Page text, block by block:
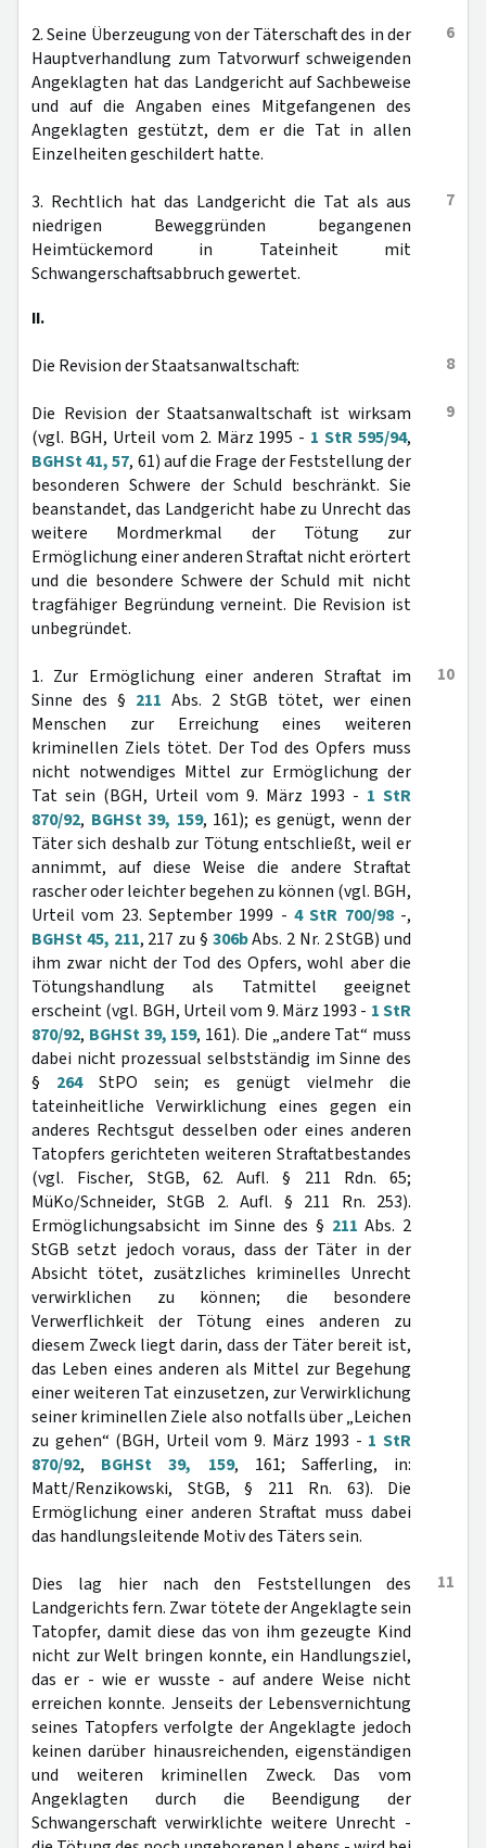
6
2. Seine Überzeugung von der Täterschaft des in der
Hauptverhandlung zum Tatvorwurf schweigenden
Angeklagten hat das Landgericht auf Sachbeweise
und auf die Angaben eines Mitgefangenen des
Angeklagten gestützt, dem er die Tat in allen
Einzelheiten geschildert hatte.
7
3. Rechtlich hat das Landgericht die Tat als aus
niedrigen Beweggründen begangenen
Heimtückemord in Tateinheit mit
Schwangerschaftsabbruch gewertet.
II.
8
Die Revision der Staatsanwaltschaft:
9
Die Revision der Staatsanwaltschaft ist wirksam
(vgl. BGH, Urteil vom 2. März 1995 - 1 StR 595/94,
BGHSt 41, 57, 61) auf die Frage der Feststellung der
besonderen Schwere der Schuld beschränkt. Sie
beanstandet, das Landgericht habe zu Unrecht das
weitere Mordmerkmal der Tötung zur
Ermöglichung einer anderen Straftat nicht erörtert
und die besondere Schwere der Schuld mit nicht
tragfähiger Begründung verneint. Die Revision ist
unbegründet.
10
1. Zur Ermöglichung einer anderen Straftat im
Sinne des § 211 Abs. 2 StGB tötet, wer einen
Menschen zur Erreichung eines weiteren
kriminellen Ziels tötet. Der Tod des Opfers muss
nicht notwendiges Mittel zur Ermöglichung der
Tat sein (BGH, Urteil vom 9. März 1993 - 1 StR
870/92, BGHSt 39, 159, 161); es genügt, wenn der
Täter sich deshalb zur Tötung entschließt, weil er
annimmt, auf diese Weise die andere Straftat
rascher oder leichter begehen zu können (vgl. BGH,
Urteil vom 23. September 1999 - 4 StR 700/98-,
BGHSt 45, 211, 217 zu § 306bAbs. 2 Nr. 2 StGB) und
ihm zwar nicht der Tod des Opfers, wohl aber die
Tötungshandlung als Tatmittel geeignet
erscheint (vgl. BGH, Urteil vom 9. März 1993 - 1 StR
870/92, BGHSt 39, 159, 161). Die „andere Tat“ muss
dabei nicht prozessual selbstständig im Sinne des
§ 264StPO sein; es genügt vielmehr die
tateinheitliche Verwirklichung eines gegen ein
anderes Rechtsgut desselben oder eines anderen
Tatopfers gerichteten weiteren Straftatbestandes
(vgl. Fischer, StGB, 62. Aufl. § 211 Rdn. 65;
MüKo/Schneider, StGB 2. Aufl. § 211 Rn. 253).
Ermöglichungsabsicht im Sinne des § 211 Abs. 2
StGB setzt jedoch voraus, dass der Täter in der
Absicht tötet, zusätzliches kriminelles Unrecht
verwirklichen zu können; die besondere
Verwerflichkeit der Tötung eines anderen zu
diesem Zweck liegt darin, dass der Täter bereit ist,
das Leben eines anderen als Mittel zur Begehung
einer weiteren Tat einzusetzen, zur Verwirklichung
seiner kriminellen Ziele also notfalls über „Leichen
zu gehen“ (BGH, Urteil vom 9. März 1993 - 1 StR
870/92, BGHSt 39, 159, 161; Safferling, in:
Matt/Renzikowski, StGB, § 211 Rn. 63). Die
Ermöglichung einer anderen Straftat muss dabei
das handlungsleitende Motiv des Täters sein.
11
Dies lag hier nach den Feststellungen des
Landgerichts fern. Zwar tötete der Angeklagte sein
Tatopfer, damit diese das von ihm gezeugte Kind
nicht zur Welt bringen konnte, ein Handlungsziel,
das er - wie er wusste - auf andere Weise nicht
erreichen konnte. Jenseits der Lebensvernichtung
seines Tatopfers verfolgte der Angeklagte jedoch
keinen darüber hinausreichenden, eigenständigen
und weiteren kriminellen Zweck. Das vom
Angeklagten durch die Beendigung der
Schwangerschaft verwirklichte weitere Unrecht -